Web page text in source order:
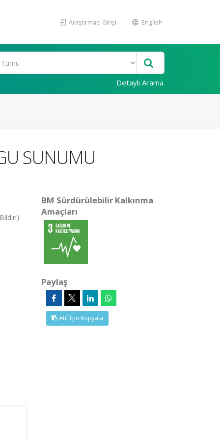
Araştırmacı Girişi English
Detaylı Arama
SUNUMU
BM Sürdürülebilir Kalkınma
Amaçları
Paylaş
Atıf İçin Kopyala